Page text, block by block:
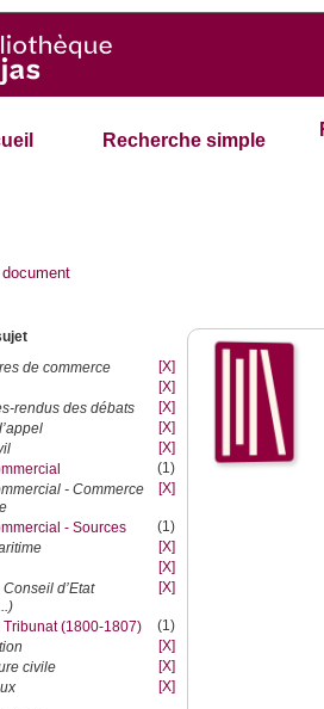
Recherche simple
document
de commerce
[X]
[X]
rendus des débats
[X]
[X]
[X]
(1)
- Commerce
[X]
- Sources
(1)
[X]
[X]
d’Etat
[X]
Tribunat (1800-1807)
(1)
[X]
civile
[X]
[X]